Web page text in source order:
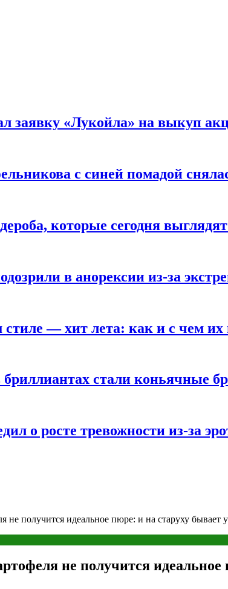
заявку «Лукойла» на выкуп
с синей помадой
которые сегодня
в анорексии из-за
— хит лета: как и с чем их
стали коньячные
о росте тревожности из-за
не получится идеальное пюре: и на старуху бывает
не получится